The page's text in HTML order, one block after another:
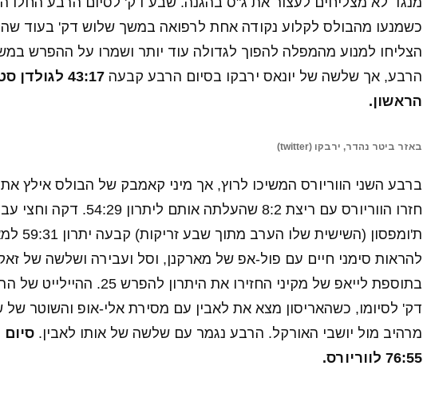
הצליחו למנוע מהמפלה להפוך לגדולה עוד יותר ושמרו על ההפרש
הרבע, אך שלשה של יונאס ירבקו בסיום הרבע קבעה
43:17
הראשון.
באזר ביטר נהדר, ירבקו (twitter)
ברבע השני הווריורס המשיכו לרוץ, אך מיני קאמבק של הבולס אילץ
חזרו הווריורס עם ריצת 8:2
להראות סימני חיים עם פול-אפ של מארקנן, וסל ועבירה ושלשה של
בתוספת לייאפ של מקיני החזירו את
דק' לסיומו, כשהאריסון מצא את לאבין עם מסירת אלי-אופ והשוטר של
מרהיב מול יושבי האורקל. הרבע נגמר עם שלשה של אותו לאבין.
76:55 לווריורס.